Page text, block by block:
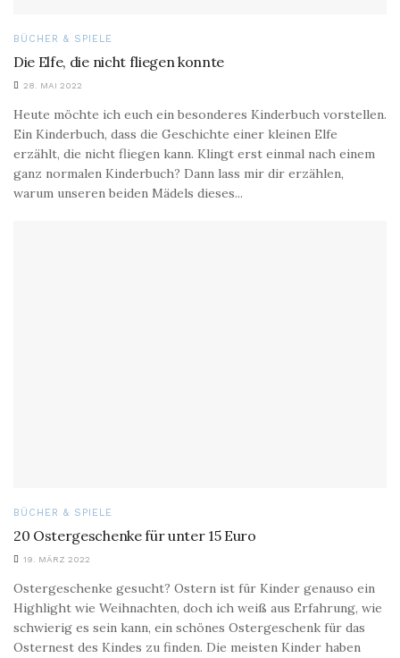
BÜCHER & SPIELE
Die Elfe, die nicht fliegen konnte
28. MAI 2022
Heute möchte ich euch ein besonderes Kinderbuch vorstellen.
Ein Kinderbuch, dass die Geschichte einer kleinen Elfe
erzählt, die nicht fliegen kann. Klingt erst einmal nach einem
ganz normalen Kinderbuch? Dann lass mir dir erzählen,
warum unseren beiden Mädels dieses...
BÜCHER & SPIELE
20 Ostergeschenke für unter 15 Euro
19. MÄRZ 2022
Ostergeschenke gesucht? Ostern ist für Kinder genauso ein
Highlight wie Weihnachten, doch ich weiß aus Erfahrung, wie
schwierig es sein kann, ein schönes Ostergeschenk für das
Osternest des Kindes zu finden. Die meisten Kinder haben